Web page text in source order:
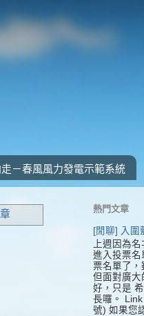
－春風風力發電示範系統
熱門文章
[閒聊] 入圍
上週因為
進入投票名
票名單了，
但面對廣大
好，只是
長囉。
號) 如果您